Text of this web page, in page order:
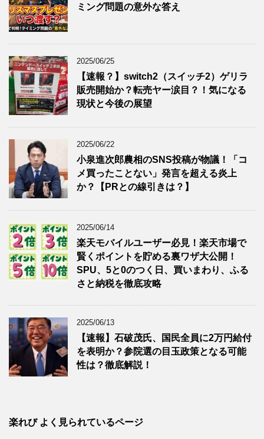
ミング問題の意外な答え
2025/06/25
【速報？】switch2（スイッチ2）ゲリラ
販売開始か？転売ヤー涙目？！気になる
現状と今後の展望
2025/06/22
小泉進次郎農相のSNS投稿が物議！「コ
メ買ったことない」発言を超える炎上
か？【PRとの線引きは？】
2025/06/14
楽天モバイルユーザー必見！楽天市場で
賢くポイントを貯める裏ワザ大公開！
SPU、5と0のつく日、買いまわり、ふる
さと納税を徹底攻略
2025/06/13
【速報】石破茂氏、国民全員に2万円給付
を表明か？参院選の目玉政策となる可能
性は？徹底解説！
楽れび よく見られているページ